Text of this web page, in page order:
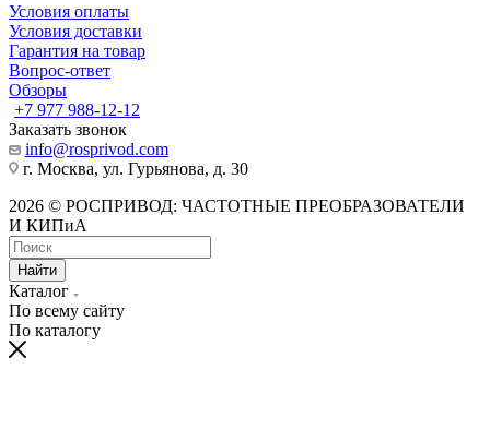
Условия оплаты
Условия доставки
Гарантия на товар
Вопрос-ответ
Обзоры
+7 977 988-12-12
Заказать звонок
info@rosprivod.com
г. Москва, ул. Гурьянова, д. 30
2026 © РОСПРИВОД: ЧАСТОТНЫЕ ПРЕОБРАЗОВАТЕЛИ
И КИПиА
Найти
Каталог
По всему сайту
По каталогу